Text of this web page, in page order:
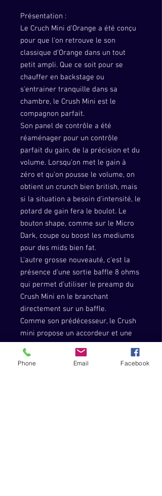
Présentation :
Le Cruch Mini d'Orange a été conçu
pour que l'on retrouve le son
classique d'Orange dans un tout
petit ampli. Que ce soit pour se
chauffer en backstage ou
s'entrainer tranquille dans sa
chambre, le Crush Mini est le
compagnon parfait.
Son panel de contrôle a été
réaménager pour un contrôle
parfait du gain, de la précision et du
volume. Lorsqu'on met le gain à
zéro et qu'on pousse le volume, on
obtient un crunch bien british, mais
si la situation a besoin d'intensité, le
potard de gain fera le boulot. Le
bouton shape, comme sur le Micro
Dark, coupe ou boost les mediums
pour des mids bien fat.
L'autre grosse nouveauté, c'est la
présence d'une sortie baffle 8 ohms
qui permet d'utiliser le preamp du
Crush Mini en le branchant
directement sur un baffle.
Comme son prédécesseur, le Crush
mini propose un accordeur et une
sortie casque pour pouvoir jouer
sans bruit. L'entrée AUX permet de
Phone Email Facebook